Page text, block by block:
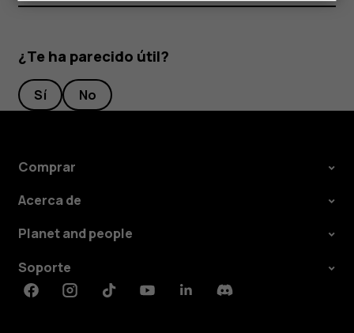
¿Te ha parecido útil?
Sí No
Comprar
Acerca de
Planet and people
Soporte
FacebookInstagramTiktokYoutubeLinkedinDiscord